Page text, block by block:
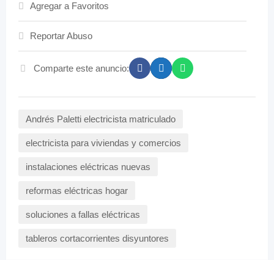
Agregar a Favoritos
Reportar Abuso
Comparte este anuncio:
Andrés Paletti electricista matriculado
electricista para viviendas y comercios
instalaciones eléctricas nuevas
reformas eléctricas hogar
soluciones a fallas eléctricas
tableros cortacorrientes disyuntores